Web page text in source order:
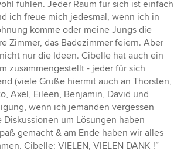
fühlen. Jeder Raum für sich ist einfach
ich freue mich jedesmal, wenn ich in
komme oder meine Jungs die
Zimmer, das Badezimmer feiern. Aber
nur die Ideen. Cibelle hat auch ein
zusammengestellt - jeder für sich
(viele Grüße hiermit auch an Thorsten,
Axel, Eileen, Benjamin, David und
wenn ich jemanden vergessen
Diskussionen um Lösungen haben
gemacht & am Ende haben wir alles
Cibelle: VIELEN, VIELEN DANK !”